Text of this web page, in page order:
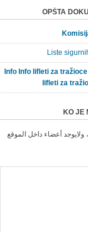
OPŠTA
Liste
Info
lifleti za
KO JE